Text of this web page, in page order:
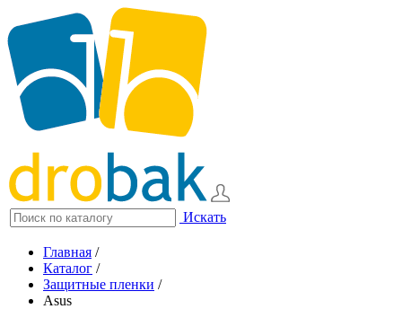
Искать
Главная /
Каталог /
Защитные пленки /
Asus